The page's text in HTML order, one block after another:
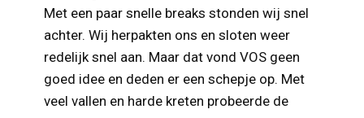
Met een paar snelle breaks stonden wij snel
achter. Wij herpakten ons en sloten weer
redelijk snel aan. Maar dat vond VOS geen
goed idee en deden er een schepje op. Met
veel vallen en harde kreten probeerde de